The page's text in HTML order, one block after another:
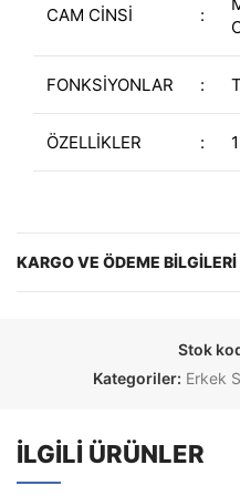
CAM CİNSİ :
FONKSİYONLAR :
ÖZELLİKLER :
KARGO VE ÖDEME BILGILERI
Stok
Kategoriler: Erkek
İLGILI ÜRÜNLER